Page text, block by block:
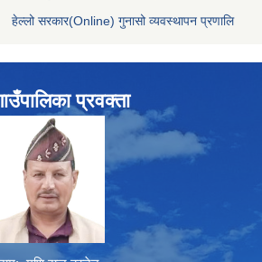
हेल्लो सरकार(Online) गुनासो व्यवस्थापन प्रणालि
प्रवक्ता